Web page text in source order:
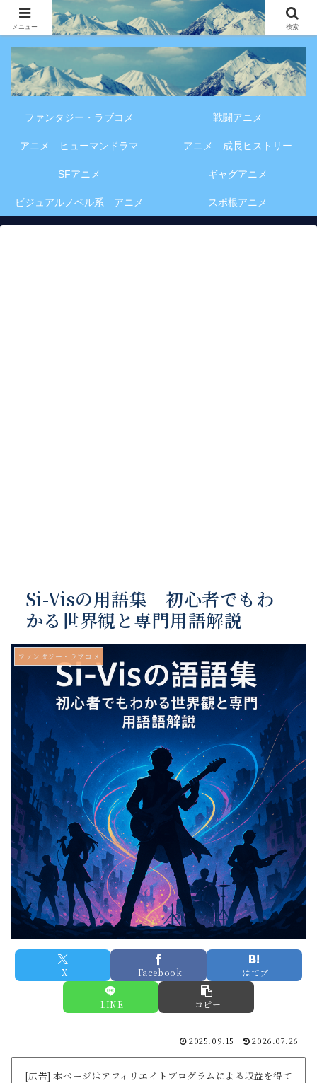
アニメ・漫画・VOD作品の見どころ、配信情報、登場人物や物語の考察を、作
品別・ジャンル別に分かりやすく紹介する専門ブログです。
ファンタジー・ラブコメ 戦闘アニメ
アニメ ヒューマンドラマ アニメ 成長ヒストリー
SFアニメ ギャグアニメ
ビジュアルノベル系 アニメ スポ根アニメ
Si-Visの用語集｜初心者でもわ
かる世界観と専門用語解説
ファンタジー・ラブコメ
X Facebook はてブ
LINE コピー
2025.09.15 2026.07.26
[広告] 本ページはアフィリエイトプログラムによる収益を得て
メニュー 検索